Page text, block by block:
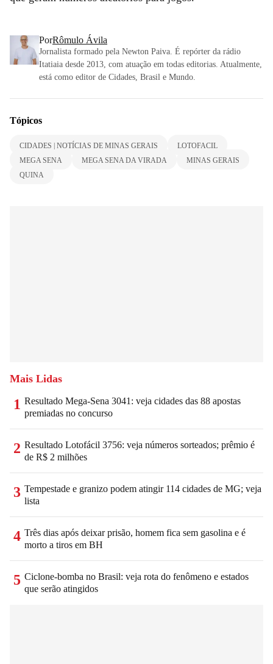
PorRômulo Ávila
Jornalista formado pela Newton Paiva. É repórter da rádio
Itatiaia desde 2013, com atuação em todas editorias. Atualmente,
está como editor de Cidades, Brasil e Mundo.
Tópicos
CIDADES | NOTÍCIAS DE MINAS GERAIS
LOTOFACIL
MEGA SENA
MEGA SENA DA VIRADA
MINAS GERAIS
QUINA
Mais Lidas
1 Resultado Mega-Sena 3041: veja cidades das 88 apostas
premiadas no concurso
2 Resultado Lotofácil 3756: veja números sorteados; prêmio é
de R$ 2 milhões
3 Tempestade e granizo podem atingir 114 cidades de MG; veja
lista
4 Três dias após deixar prisão, homem fica sem gasolina e é
morto a tiros em BH
5 Ciclone-bomba no Brasil: veja rota do fenômeno e estados
que serão atingidos